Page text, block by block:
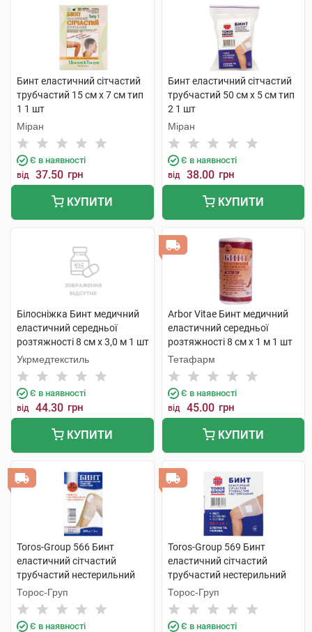
Бинт еластичний сітчастий
трубчастий 15 см х 7 см тип
1 1 шт
Міран
Є в наявності
від 37.50 грн
КУПИТИ
Бинт еластичний сітчастий
трубчастий 50 см х 5 см тип
2 1 шт
Міран
Є в наявності
від 38.00 грн
КУПИТИ
Білосніжка Бинт медичний
еластичний середньої
розтяжності 8 см х 3,0 м 1 шт
Укрмедтекстиль
Є в наявності
від 44.30 грн
КУПИТИ
Arbor Vitae Бинт медичний
еластичний середньої
розтяжності 8 см х 1 м 1 шт
Тетафарм
Є в наявності
від 45.00 грн
КУПИТИ
Toros-Group 566 Бинт
еластичний сітчастий
трубчастий нестерильний
100х3 см коліно 1 шт
Торос-Груп
Є в наявності
Toros-Group 569 Бинт
еластичний сітчастий
трубчастий нестерильний
50х5 см стегно та голова 1
шт
Торос-Груп
Є в наявності